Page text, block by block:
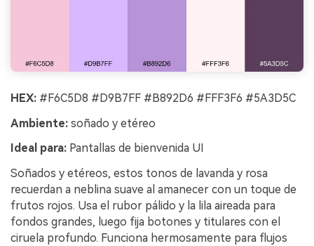
HEX: #F6C5D8 #D9B7FF #B892D6 #FFF3F6 #5A3D5C
Ambiente: soñado y etéreo
Ideal para: Pantallas de bienvenida UI
Soñados y etéreos, estos tonos de lavanda y rosa
recuerdan a neblina suave al amanecer con un toque de
frutos rojos. Usa el rubor pálido y la lila aireada para
fondos grandes, luego fija botones y titulares con el
ciruela profundo. Funciona hermosamente para flujos